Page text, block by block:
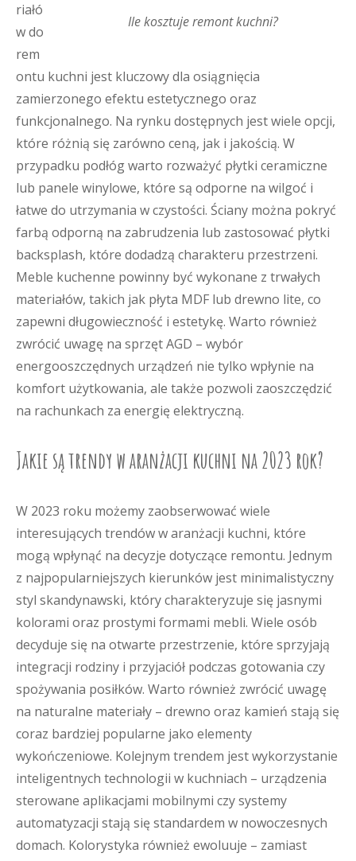
Ile kosztuje remont kuchni?
riałó
w do
rem
ontu kuchni jest kluczowy dla osiągnięcia
zamierzonego efektu estetycznego oraz
funkcjonalnego. Na rynku dostępnych jest wiele opcji,
które różnią się zarówno ceną, jak i jakością. W
przypadku podłóg warto rozważyć płytki ceramiczne
lub panele winylowe, które są odporne na wilgoć i
łatwe do utrzymania w czystości. Ściany można pokryć
farbą odporną na zabrudzenia lub zastosować płytki
backsplash, które dodadzą charakteru przestrzeni.
Meble kuchenne powinny być wykonane z trwałych
materiałów, takich jak płyta MDF lub drewno lite, co
zapewni długowieczność i estetykę. Warto również
zwrócić uwagę na sprzęt AGD – wybór
energooszczędnych urządzeń nie tylko wpłynie na
komfort użytkowania, ale także pozwoli zaoszczędzić
na rachunkach za energię elektryczną.
Jakie są trendy w aranżacji kuchni na 2023 rok?
W 2023 roku możemy zaobserwować wiele
interesujących trendów w aranżacji kuchni, które
mogą wpłynąć na decyzje dotyczące remontu. Jednym
z najpopularniejszych kierunków jest minimalistyczny
styl skandynawski, który charakteryzuje się jasnymi
kolorami oraz prostymi formami mebli. Wiele osób
decyduje się na otwarte przestrzenie, które sprzyjają
integracji rodziny i przyjaciół podczas gotowania czy
spożywania posiłków. Warto również zwrócić uwagę
na naturalne materiały – drewno oraz kamień stają się
coraz bardziej popularne jako elementy
wykończeniowe. Kolejnym trendem jest wykorzystanie
inteligentnych technologii w kuchniach – urządzenia
sterowane aplikacjami mobilnymi czy systemy
automatyzacji stają się standardem w nowoczesnych
domach. Kolorystyka również ewoluuje – zamiast